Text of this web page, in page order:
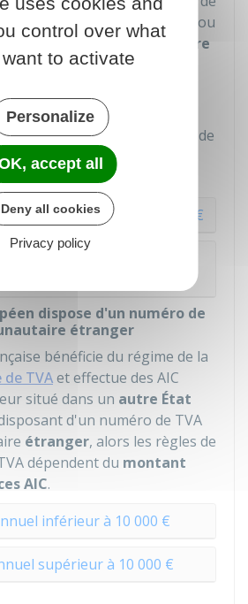
que le vendeur dispose ou
de TVA intracommunautaire
d'un numéro de TVA
français
global des acquisitions de
année civile, les règles en
différentes.
hors taxe inférieur à 10 000 €
dispose d'un numéro de
étranger
bénéficie du régime de la
de TVAet effectue des AIC
situé dans un autre État
d'un numéro de TVA
étranger, alors les règles de
dépendent du montant
AIC.
inférieur à 10 000 €
supérieur à 10 000 €
control over what
to activate
Personalize
accept all
Deny all cookies
Privacy policy